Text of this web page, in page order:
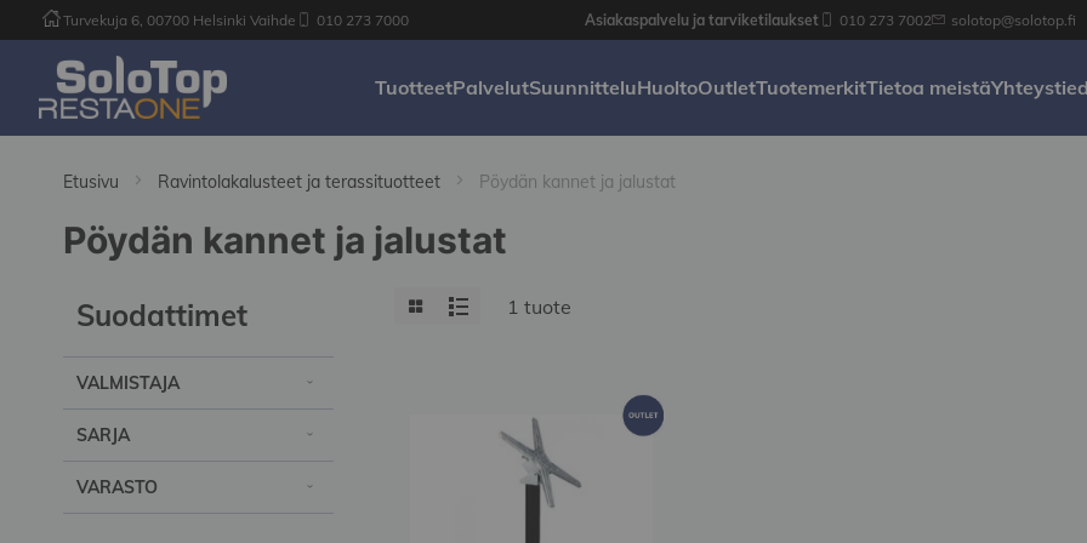
Turvekuja 6, 00700 Helsinki Vaihde 010 273 7000 Asiakaspalvelu ja tarviketilaukset 010 273 7002 solotop@solotop.fi
TuotteetPalvelutSuunnitteluHuoltoOutletTuotemerkitTietoa meistä
Etusivu Ravintolakalusteet ja terassituotteet Pöydän kannet ja jalustat
Pöydän kannet ja jalustat
View
Grid List 1 tuote
Suodattimet
VALMISTAJA
SARJA
VARASTO